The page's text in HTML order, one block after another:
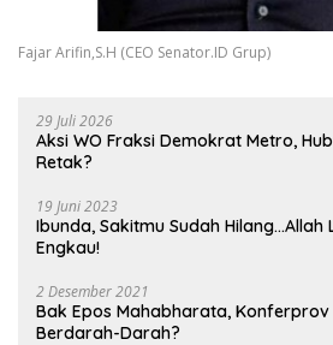
Fajar Arifin,S.H (CEO Senator.ID Grup)
29 Juli 2026
Aksi WO Fraksi Demokrat Metro,
Retak?
19 Juni 2023
Ibunda, Sakitmu Sudah Hilang…Allah
Engkau!
2 Desember 2021
Bak Epos Mahabharata, Konferprov
Berdarah-Darah?